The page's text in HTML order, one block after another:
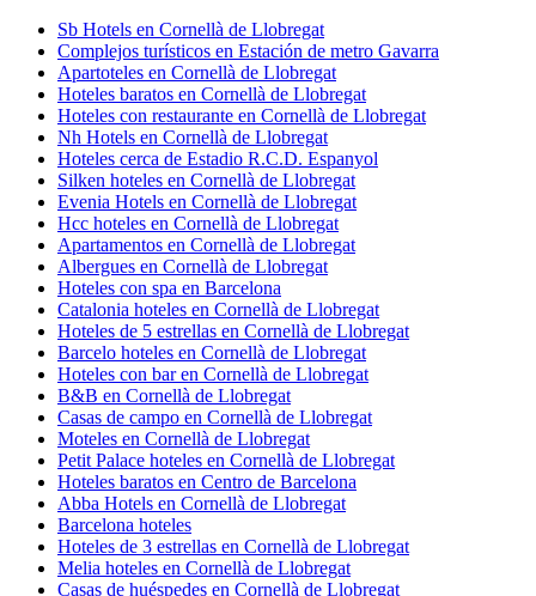
Sb Hotels en Cornellà de Llobregat
Complejos turísticos en Estación de metro Gavarra
Apartoteles en Cornellà de Llobregat
Hoteles baratos en Cornellà de Llobregat
Hoteles con restaurante en Cornellà de Llobregat
Nh Hotels en Cornellà de Llobregat
Hoteles cerca de Estadio R.C.D. Espanyol
Silken hoteles en Cornellà de Llobregat
Evenia Hotels en Cornellà de Llobregat
Hcc hoteles en Cornellà de Llobregat
Apartamentos en Cornellà de Llobregat
Albergues en Cornellà de Llobregat
Hoteles con spa en Barcelona
Catalonia hoteles en Cornellà de Llobregat
Hoteles de 5 estrellas en Cornellà de Llobregat
Barcelo hoteles en Cornellà de Llobregat
Hoteles con bar en Cornellà de Llobregat
B&B en Cornellà de Llobregat
Casas de campo en Cornellà de Llobregat
Moteles en Cornellà de Llobregat
Petit Palace hoteles en Cornellà de Llobregat
Hoteles baratos en Centro de Barcelona
Abba Hotels en Cornellà de Llobregat
Barcelona hoteles
Hoteles de 3 estrellas en Cornellà de Llobregat
Melia hoteles en Cornellà de Llobregat
Casas de huéspedes en Cornellà de Llobregat